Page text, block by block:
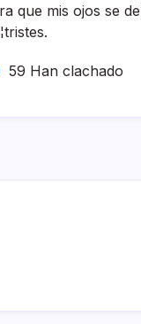
que mis ojos se
59 Han clachado